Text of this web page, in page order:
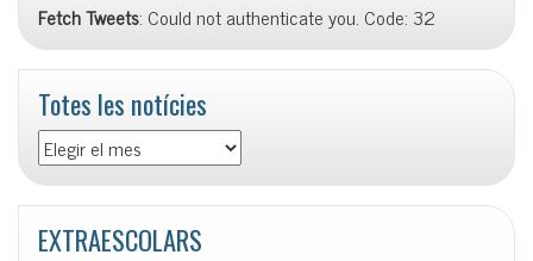
Fetch Tweets: Could not authenticate you. Code: 32
Totes les notícies
Totes
les
notícies
EXTRAESCOLARS